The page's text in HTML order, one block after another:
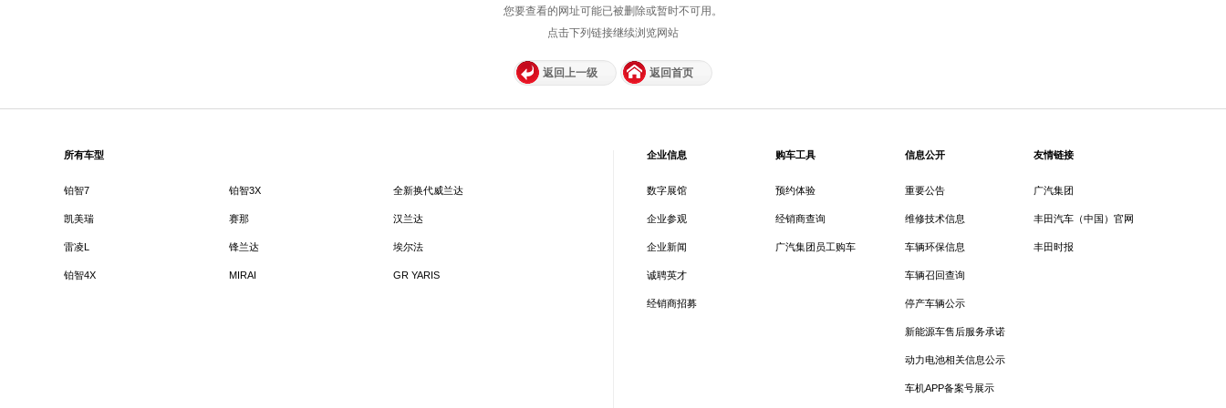
您要查看的网址可能已被删除或暂时不可用。
点击下列链接继续浏览网站
返回上一级 返回首页
所有车型
铂智7 铂智3X 全新换代威兰达
凯美瑞 赛那 汉兰达
雷凌L 锋兰达 埃尔法
铂智4X MIRAI GR YARIS
企业信息
数字展馆
企业参观
企业新闻
诚聘英才
经销商招募
购车工具
预约体验
经销商查询
广汽集团员工购车
信息公开
重要公告
维修技术信息
车辆环保信息
车辆召回查询
停产车辆公示
新能源车售后服务承诺
动力电池相关信息公示
车机APP备案号展示
友情链接
广汽集团
丰田汽车（中国）官网
丰田时报